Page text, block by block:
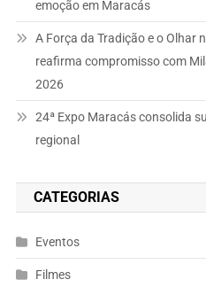
emoção em Maracás
A Força da Tradição e o Olhar
reafirma compromisso com
2026
24ª Expo Maracás consolida
regional
CATEGORIAS
Eventos
Filmes